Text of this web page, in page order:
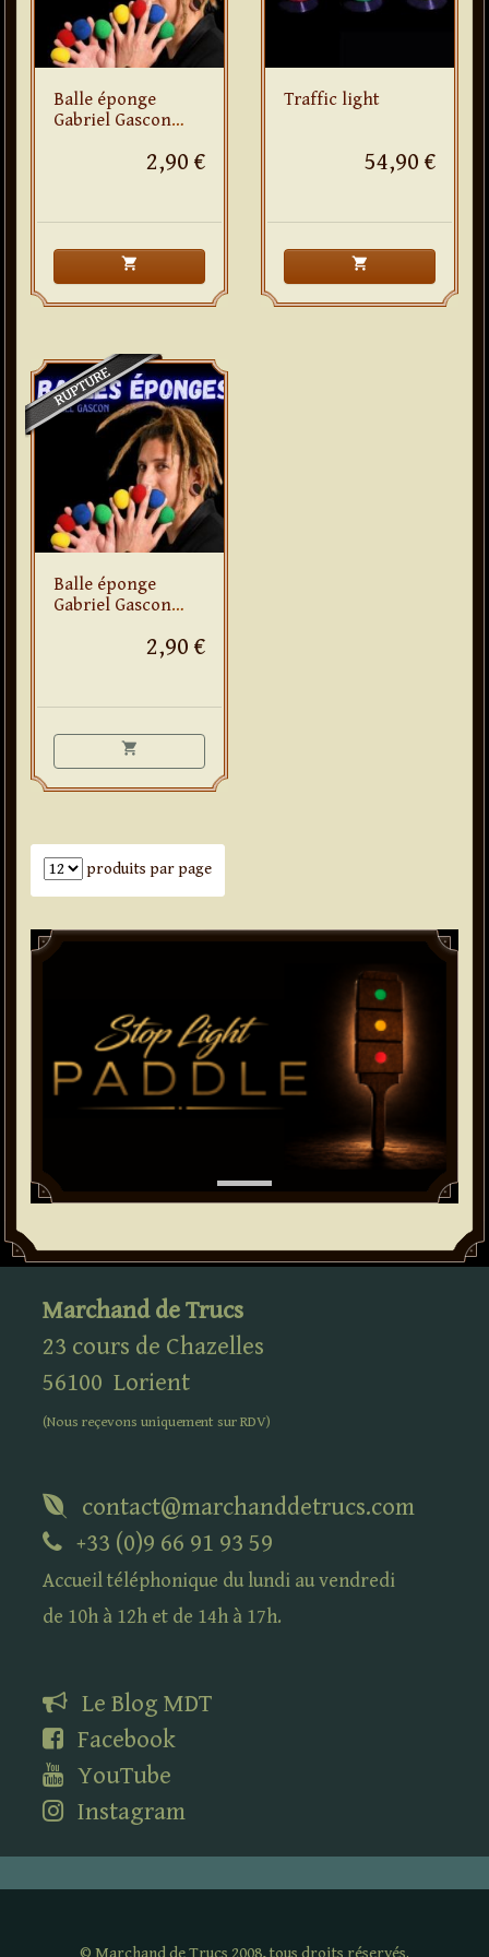
Balle éponge
Gabriel Gascon
2,90 €
shopping_cart
Traffic light
54,90 €
shopping_cart
Balle éponge
Gabriel Gascon
2,90 €
shopping_cart
Nombre de produits par page
produits par page
Paddle
Marchand de Trucs
23 cours de Chazelles
56100 Lorient
(Nous reçevons uniquement surRDV)
contact@marchanddetrucs.com
+33 (0)9 66 91 93 59
Accueil téléphonique du lundi au vendredi
de 10h à 12h et de 14h à 17h.
Le Blog MDT
Facebook
YouTube
Instagram
© Marchand de Trucs 2008, tous droits réservés.